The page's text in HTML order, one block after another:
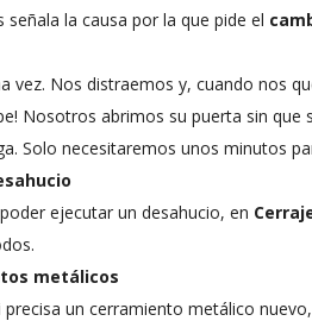
la causa por la que pide el
vez. Nos distraemos y, cuando nos
Nosotros abrimos su puerta sin
Solo necesitaremos unos minutos
ejecutar un desahucio, en
metálicos
un cerramiento metálico